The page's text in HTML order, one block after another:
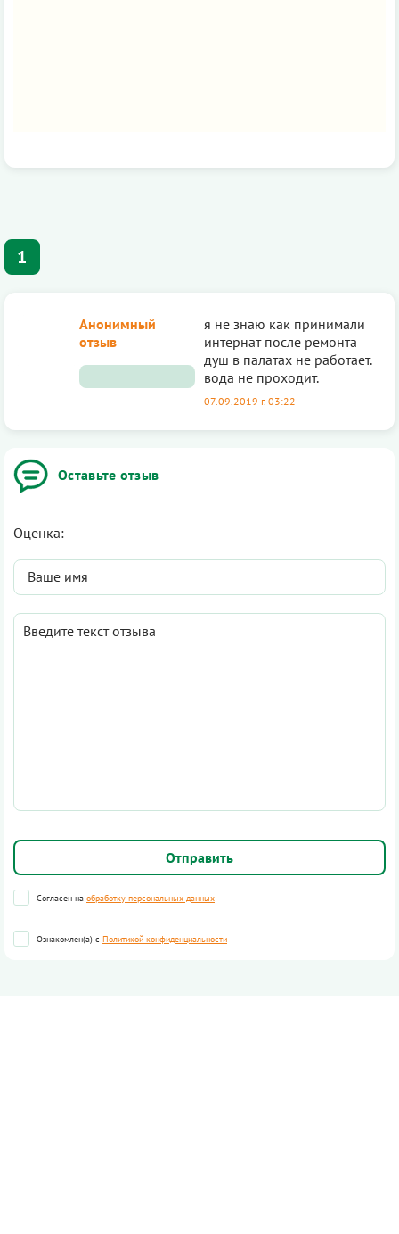
1
Оставьте отзыв
Оценка:
Согласен на обработку персональных данных
Ознакомлен(а) с Политикой конфиденциальности
Анонимный
отзыв
я не знаю как принимали
интернат после ремонта
душ в палатах не работает.
вода не проходит.
07.09.2019 г. 03:22